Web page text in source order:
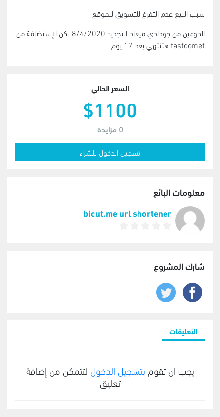
سبب البيع عدم التفرغ للتسويق للموقع
الدومين من جودادي ميعاد التجديد 8/4/2020 لكن الإستضافة من
fastcomet هتنتهي بعد 17 يوم
السعر الحالي
$1100
0 مزايدة
تسجيل الدخول للشراء
معلومات البائع
bicut.me url shortener
شارك المشروع
التعليقات
يجب ان تقوم بتسجيل الدخول لتتمكن من إضافة
تعليق